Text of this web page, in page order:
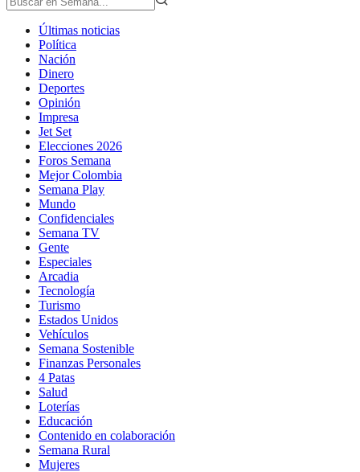
Últimas noticias
Política
Nación
Dinero
Deportes
Opinión
Impresa
Jet Set
Elecciones 2026
Foros Semana
Mejor Colombia
Semana Play
Mundo
Confidenciales
Semana TV
Gente
Especiales
Arcadia
Tecnología
Turismo
Estados Unidos
Vehículos
Semana Sostenible
Finanzas Personales
4 Patas
Salud
Loterías
Educación
Contenido en colaboración
Semana Rural
Mujeres